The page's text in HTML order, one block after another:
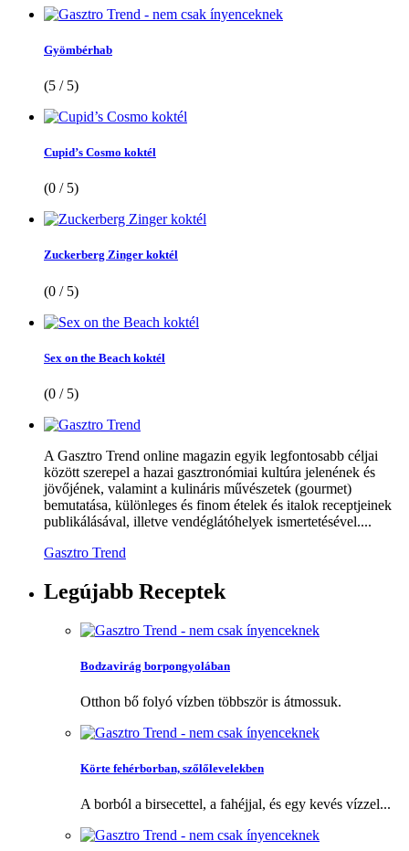
Gyömbérhab
(5 / 5)
Cupid’s Cosmo koktél
(0 / 5)
Zuckerberg Zinger koktél
(0 / 5)
Sex on the Beach koktél
(0 / 5)
A Gasztro Trend online magazin egyik legfontosabb céljai
között szerepel a hazai gasztronómiai kultúra jelenének és
jövőjének, valamint a kulináris művészetek (gourmet)
bemutatása, különleges és finom ételek és italok receptjeinek
publikálásával, illetve vendéglátóhelyek ismertetésével....
Gasztro Trend
Legújabb Receptek
Bodzavirág borpongyolában
Otthon bő folyó vízben többször is átmossuk.
Körte fehérborban, szőlőlevelekben
A borból a birsecettel, a fahéjjal, és egy kevés vízzel...